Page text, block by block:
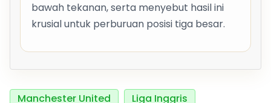
bawah tekanan, serta menyebut hasil ini
krusial untuk perburuan posisi tiga besar.
Manchester United Liga Inggris